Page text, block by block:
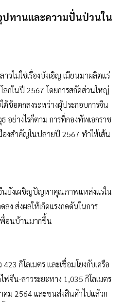
ปทานและความปั่นป่วนใน
าวไม่ใช่เรื่องบังเอิญ เมียนมาผลิตแร่
ลกในปี 2567 โดยการสกัดส่วนใหญ่
ต้ข้อตกลงระหว่างผู้ประกอบการจีน
อย่างไรก็ตาม การที่กองทัพเอกราช
งสำคัญในปลายปี 2567 ทำให้เส้น
นยังเผชิญปัญหาคุณภาพแหล่งแร่ใน
ง ส่งผลให้เกิดแรงกดดันในการ
พื่อนบ้านมากขึ้น
กิโลเมตร และเชื่อมโยงกับเครือ
จีน-ลาวระยะทาง 1,035 กิโลเมตร
คม 2564 และขนส่งสินค้าไปแล้วก